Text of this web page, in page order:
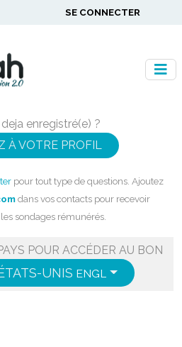
SE CONNECTER
enregistré(e) ?
À VOTRE PROFIL
pour tout type de questions. Ajoutez
dans vos contacts pour recevoir
sondages rémunérés.
POUR ACCÉDER AU BON
UNIS ENGLISH